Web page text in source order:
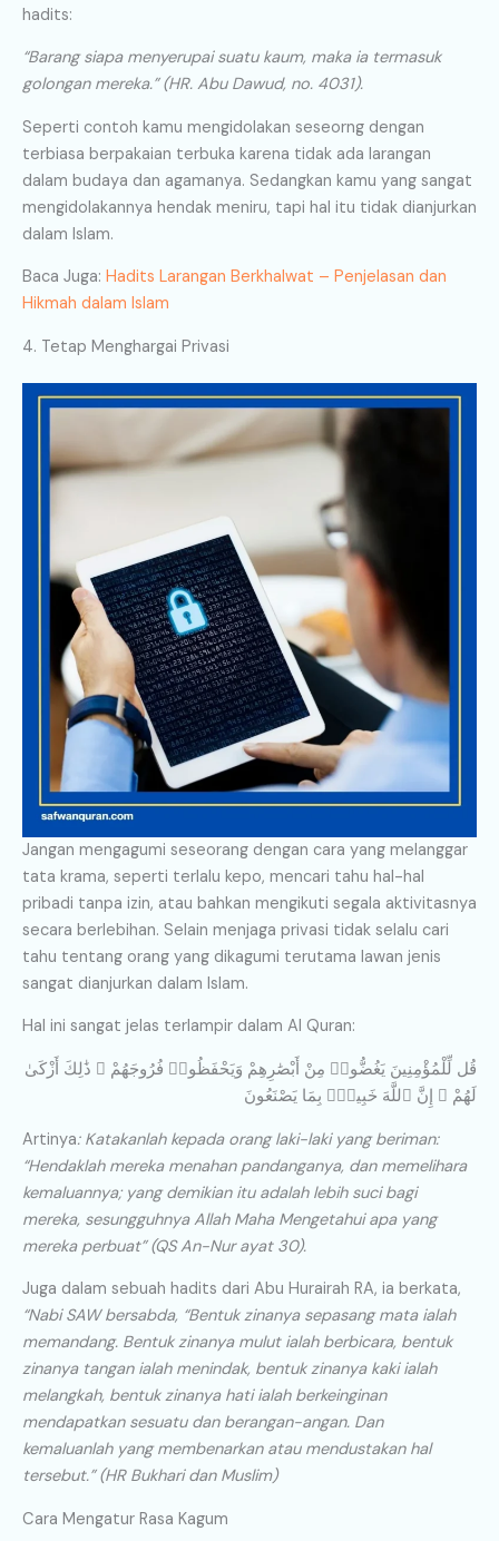
hadits:
“Barang siapa menyerupai suatu kaum, maka ia termasuk
golongan mereka.” (HR. Abu Dawud, no. 4031).
Seperti contoh kamu mengidolakan seseorng dengan
terbiasa berpakaian terbuka karena tidak ada larangan
dalam budaya dan agamanya. Sedangkan kamu yang sangat
mengidolakannya hendak meniru, tapi hal itu tidak dianjurkan
dalam Islam.
Baca Juga: Hadits Larangan Berkhalwat – Penjelasan dan
Hikmah dalam Islam
4. Tetap Menghargai Privasi
Jangan mengagumi seseorang dengan cara yang melanggar
tata krama, seperti terlalu kepo, mencari tahu hal-hal
pribadi tanpa izin, atau bahkan mengikuti segala aktivitasnya
secara berlebihan. Selain menjaga privasi tidak selalu cari
tahu tentang orang yang dikagumi terutama lawan jenis
sangat dianjurkan dalam Islam.
Hal ini sangat jelas terlampir dalam Al Quran:
قُل لِّلْمُؤْمِنِينَ يَغُضُّوا۟ مِنْ أَبْصَٰرِهِمْ وَيَحْفَظُوا۟ فُرُوجَهُمْ ۚ ذَٰلِكَ أَزْكَىٰ
لَهُمْ ۗ إِنَّ ٱللَّهَ خَبِيرٌۢ بِمَا يَصْنَعُونَ
Artinya: Katakanlah kepada orang laki-laki yang beriman:
“Hendaklah mereka menahan pandanganya, dan memelihara
kemaluannya; yang demikian itu adalah lebih suci bagi
mereka, sesungguhnya Allah Maha Mengetahui apa yang
mereka perbuat” (QS An-Nur ayat 30).
Juga dalam sebuah hadits dari Abu Hurairah RA, ia berkata,
“Nabi SAW bersabda, “Bentuk zinanya sepasang mata ialah
memandang. Bentuk zinanya mulut ialah berbicara, bentuk
zinanya tangan ialah menindak, bentuk zinanya kaki ialah
melangkah, bentuk zinanya hati ialah berkeinginan
mendapatkan sesuatu dan berangan-angan. Dan
kemaluanlah yang membenarkan atau mendustakan hal
tersebut.” (HR Bukhari dan Muslim)
Cara Mengatur Rasa Kagum